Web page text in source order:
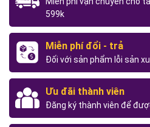
599k
Miễn phí đổi - trả
Đối với sản phẩm lỗi sản
Ưu đãi thành viên
Đăng ký thành viên để